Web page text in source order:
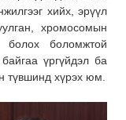
хийх, эрүүл
хромосомын
болох боломжтой
үргүйдэл ба
түвшинд хүрэх юм.